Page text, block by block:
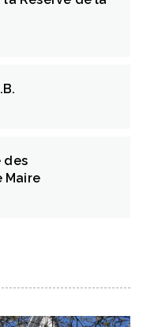
des
Maire